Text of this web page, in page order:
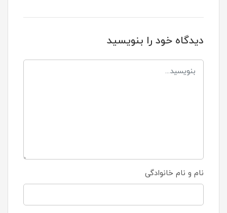
دیدگاه خود را بنویسید
نام و نام خانوادگی